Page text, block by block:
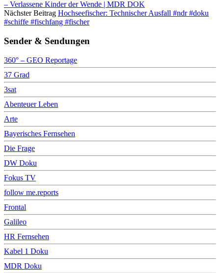
– Verlassene Kinder der Wende | MDR DOK
Nächster Beitrag Hochseefischer: Technischer Ausfall #ndr #doku
#schiffe #fischfang #fischer
Sender & Sendungen
360° – GEO Reportage
37 Grad
3sat
Abenteuer Leben
Arte
Bayerisches Fernsehen
Die Frage
DW Doku
Fokus TV
follow me.reports
Frontal
Galileo
HR Fernsehen
Kabel 1 Doku
MDR Doku